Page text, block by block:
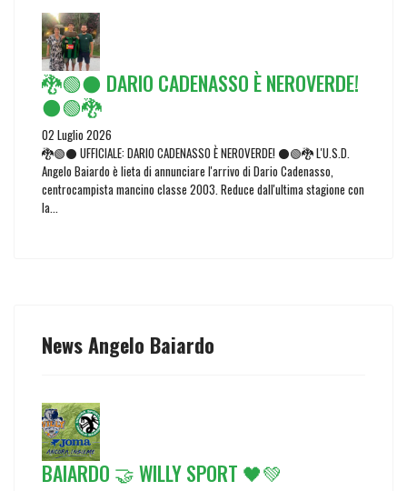
🐉🟢⚫ DARIO CADENASSO È NEROVERDE!
⚫🟢🐉
02 Luglio 2026
🐉🟢⚫ UFFICIALE: DARIO CADENASSO È NEROVERDE! ⚫🟢🐉 L'U.S.D.
Angelo Baiardo è lieta di annunciare l'arrivo di Dario Cadenasso,
centrocampista mancino classe 2003. Reduce dall'ultima stagione con
la...
News Angelo Baiardo
BAIARDO 🤝 WILLY SPORT 🖤💚